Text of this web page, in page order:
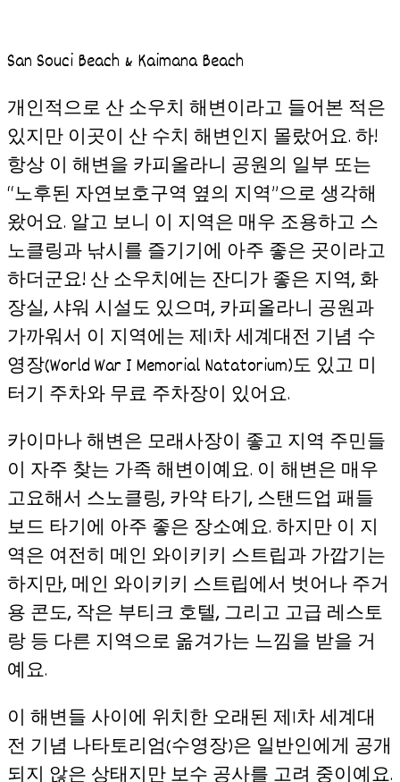
San Souci Beach & Kaimana Beach
개인적으로 산 소우치 해변이라고 들어본 적은
있지만 이곳이 산 수치 해변인지 몰랐어요. 하!
항상 이 해변을 카피올라니 공원의 일부 또는
“노후된 자연보호구역 옆의 지역”으로 생각해
왔어요. 알고 보니 이 지역은 매우 조용하고 스
노클링과 낚시를 즐기기에 아주 좋은 곳이라고
하더군요! 산 소우치에는 잔디가 좋은 지역, 화
장실, 샤워 시설도 있으며, 카피올라니 공원과
가까워서 이 지역에는 제1차 세계대전 기념 수
영장(World War I Memorial Natatorium)도 있고 미
터기 주차와 무료 주차장이 있어요.
카이마나 해변은 모래사장이 좋고 지역 주민들
이 자주 찾는 가족 해변이예요. 이 해변은 매우
고요해서 스노클링, 카약 타기, 스탠드업 패들
보드 타기에 아주 좋은 장소예요. 하지만 이 지
역은 여전히 메인 와이키키 스트립과 가깝기는
하지만, 메인 와이키키 스트립에서 벗어나 주거
용 콘도, 작은 부티크 호텔, 그리고 고급 레스토
랑 등 다른 지역으로 옮겨가는 느낌을 받을 거
예요.
이 해변들 사이에 위치한 오래된 제1차 세계대
전 기념 나타토리엄(수영장)은 일반인에게 공개